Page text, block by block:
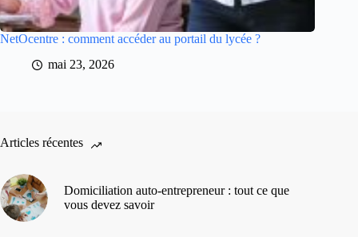
NetOcentre : comment accéder au portail du lycée ?
mai 23, 2026
Articles récentes
Domiciliation auto-entrepreneur : tout ce que
vous devez savoir